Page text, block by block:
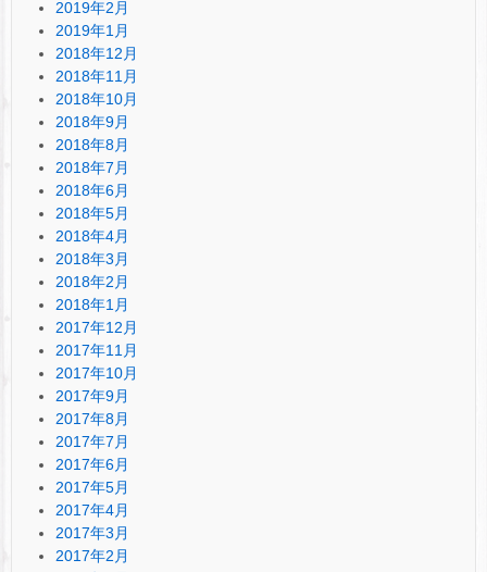
2019年2月
2019年1月
2018年12月
2018年11月
2018年10月
2018年9月
2018年8月
2018年7月
2018年6月
2018年5月
2018年4月
2018年3月
2018年2月
2018年1月
2017年12月
2017年11月
2017年10月
2017年9月
2017年8月
2017年7月
2017年6月
2017年5月
2017年4月
2017年3月
2017年2月